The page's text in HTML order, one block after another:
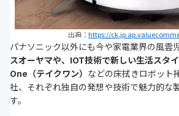
出典： https://
パナソニック以外にも今や家電業界の風雲
スオーヤマや、IOT技術で新しい生活スタ
One（テイクワン） などの床拭きロボット
社、それぞれ独自の発想や技術で魅力的な
す。